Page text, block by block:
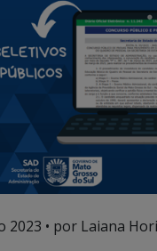
2023 • por Laiana